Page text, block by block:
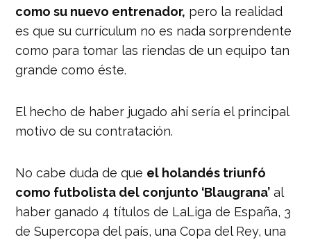
como su nuevo entrenador, pero la realidad
es que su currículum no es nada sorprendente
como para tomar las riendas de un equipo tan
grande como éste.
El hecho de haber jugado ahí sería el principal
motivo de su contratación.
No cabe duda de que el holandés triunfó
como futbolista del conjunto ‘Blaugrana’ al
haber ganado 4 títulos de LaLiga de España, 3
de Supercopa del país, una Copa del Rey, una